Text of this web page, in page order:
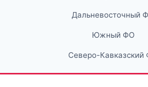
Дальневосточный
Южный ФО
Северо-Кавказский